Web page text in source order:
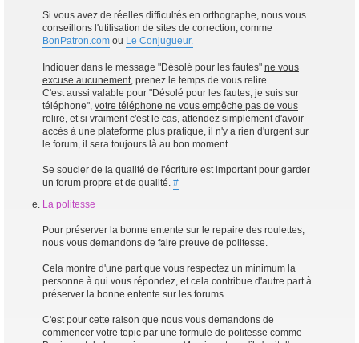
Si vous avez de réelles difficultés en orthographe, nous vous
conseillons l'utilisation de sites de correction, comme
BonPatron.com ou Le Conjugueur.
Indiquer dans le message "Désolé pour les fautes" ne vous
excuse aucunement , prenez le temps de vous relire.
C'est aussi valable pour "Désolé pour les fautes, je suis sur
téléphone", votre téléphone ne vous empêche pas de vous
relire , et si vraiment c'est le cas, attendez simplement d'avoir
accès à une plateforme plus pratique, il n'y a rien d'urgent sur
le forum, il sera toujours là au bon moment.
Se soucier de la qualité de l'écriture est important pour garder
un forum propre et de qualité. #
La politesse
Pour préserver la bonne entente sur le repaire des roulettes,
nous vous demandons de faire preuve de politesse.
Cela montre d'une part que vous respectez un minimum la
personne à qui vous répondez, et cela contribue d'autre part à
préserver la bonne entente sur les forums.
C'est pour cette raison que nous vous demandons de
commencer votre topic par une formule de politesse comme